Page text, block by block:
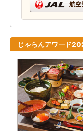
航空
じゃらんアワード